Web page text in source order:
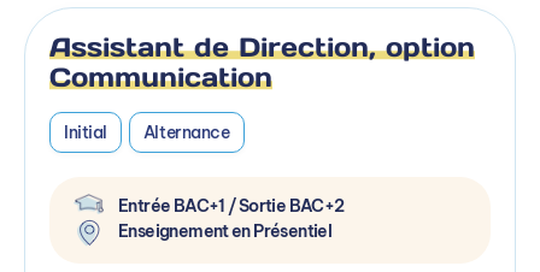
Assistant de Direction, option
Communication
Initial Alternance
Entrée BAC+1 / Sortie BAC+2
Enseignement en Présentiel